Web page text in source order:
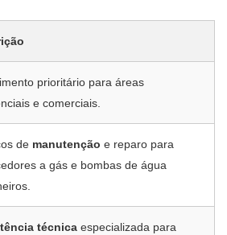
prioritário para áreas
e comerciais.
de manutenção e reparo para
a gás e bombas de água
técnica especializada para